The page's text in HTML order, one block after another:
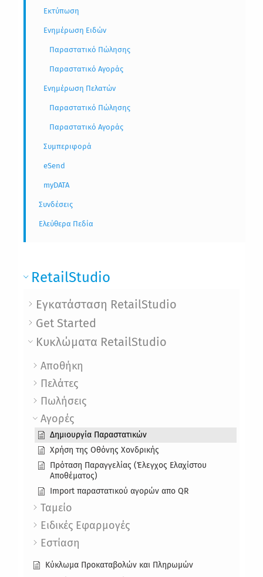
RetailStudio
Εγκατάσταση RetailStudio
Get Started
Κυκλώματα RetailStudio
Αποθήκη
Πελάτες
Πωλήσεις
Αγορές
Δημιουργία Παραστατικών
Χρήση της Οθόνης Χονδρικής
Πρόταση Παραγγελίας (Έλεγχος Ελαχίστου
Αποθέματος)
Import παραστατικού αγορών απο QR
Ταμείο
Ειδικές Εφαρμογές
Εστίαση
Κύκλωμα Προκαταβολών και Πληρωμών
Εκτύπωση
Ενημέρωση Ειδών
Παραστατικό Πώλησης
Παραστατικό Αγοράς
Ενημέρωση Πελατών
Παραστατικό Πώλησης
Παραστατικό Αγοράς
Συμπεριφορά
eSend
myDATA
Συνδέσεις
Ελεύθερα Πεδία